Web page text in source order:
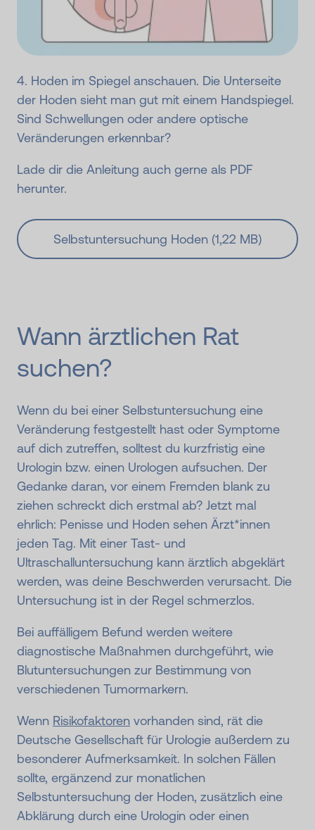
4. Hoden im Spiegel anschauen. Die Unterseite
der Hoden sieht man gut mit einem Handspiegel.
Sind Schwellungen oder andere optische
Veränderungen erkennbar?
Lade dir die Anleitung auch gerne als PDF
herunter.
Selbstuntersuchung Hoden (1,22 MB)
Wann ärztlichen Rat
suchen?
Wenn du bei einer Selbstuntersuchung eine
Veränderung festgestellt hast oder Symptome
auf dich zutreffen, solltest du kurzfristig eine
Urologin bzw. einen Urologen aufsuchen. Der
Gedanke daran, vor einem Fremden blank zu
ziehen schreckt dich erstmal ab? Jetzt mal
ehrlich: Penisse und Hoden sehen Ärzt*innen
jeden Tag. Mit einer Tast- und
Ultraschalluntersuchung kann ärztlich abgeklärt
werden, was deine Beschwerden verursacht. Die
Untersuchung ist in der Regel schmerzlos.
Bei auffälligem Befund werden weitere
diagnostische Maßnahmen durchgeführt, wie
Blutuntersuchungen zur Bestimmung von
verschiedenen Tumormarkern.
Wenn Risikofaktoren vorhanden sind, rät die
Deutsche Gesellschaft für Urologie außerdem zu
besonderer Aufmerksamkeit. In solchen Fällen
sollte, ergänzend zur monatlichen
Selbstuntersuchung der Hoden, zusätzlich eine
Abklärung durch eine Urologin oder einen